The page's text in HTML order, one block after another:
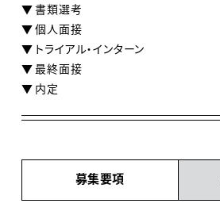
▼ 書類選考
▼ 個人面接
▼ トライアル・インターン
▼ 最終面接
▼ 内定
募集要項